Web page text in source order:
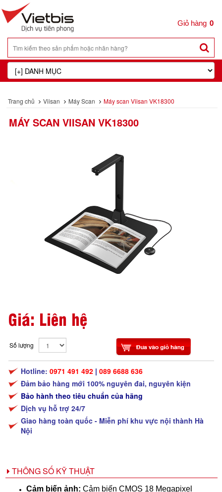
0
Trang chủ Viisan Máy Scan Máy scan Viisan VK18300
MÁY SCAN VIISAN VK18300
Giá: Liên hệ
Số lượng
Hotline: 0971 491 492 | 089 6688 636
Đảm bảo hàng mới 100% nguyên đai, nguyên kiện
Bảo hành theo tiêu chuẩn của hãng
Dịch vụ hỗ trợ 24/7
Giao hàng toàn quốc - Miễn phí khu vực nội thành Hà
Nội
THÔNG SỐ KỸ THUẬT
Cảm biến ảnh: Cảm biến CMOS 18 Megapixel